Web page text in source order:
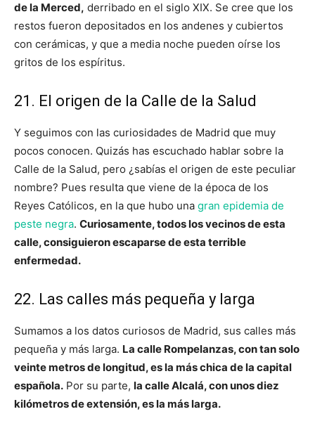
de la Merced, derribado en el siglo XIX. Se cree que los
restos fueron depositados en los andenes y cubiertos
con cerámicas, y que a media noche pueden oírse los
gritos de los espíritus.
21. El origen de la Calle de la Salud
Y seguimos con las curiosidades de Madrid que muy
pocos conocen. Quizás has escuchado hablar sobre la
Calle de la Salud, pero ¿sabías el origen de este peculiar
nombre? Pues resulta que viene de la época de los
Reyes Católicos, en la que hubo una gran epidemia de
peste negra. Curiosamente, todos los vecinos de esta
calle, consiguieron escaparse de esta terrible
enfermedad.
22. Las calles más pequeña y larga
Sumamos a los datos curiosos de Madrid, sus calles más
pequeña y más larga. La calle Rompelanzas, con tan solo
veinte metros de longitud, es la más chica de la capital
española. Por su parte, la calle Alcalá, con unos diez
kilómetros de extensión, es la más larga.